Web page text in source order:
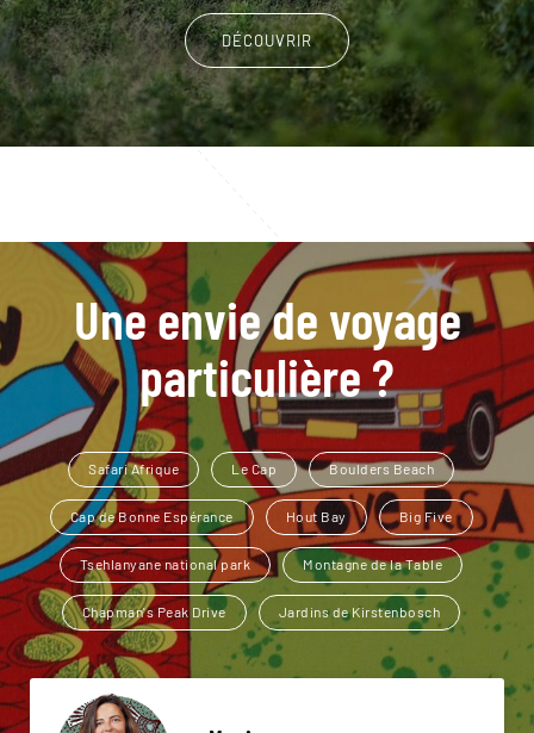
DÉCOUVRIR
Une envie de voyage
particulière ?
Safari Afrique Le Cap Boulders Beach
Cap de Bonne Espérance Hout Bay Big Five
Tsehlanyane national park Montagne de la Table
Chapman's Peak Drive Jardins de Kirstenbosch